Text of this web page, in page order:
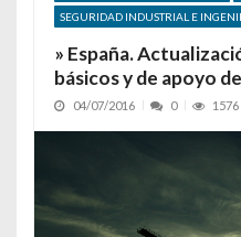
SEGURIDAD INDUSTRIAL E
» España.
básicos y de apoyo
04/07/2016 0 1576